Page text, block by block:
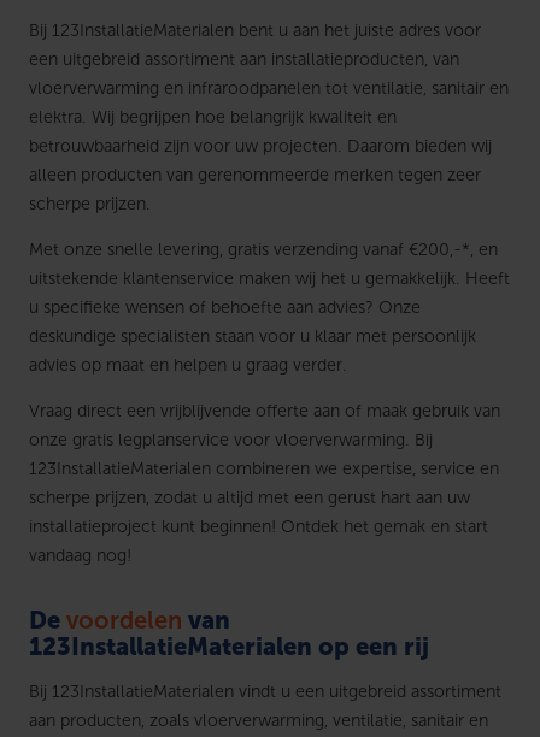
Bij 123InstallatieMaterialen bent u aan het juiste adres voor
een uitgebreid assortiment aan installatieproducten, van
vloerverwarming en infraroodpanelen tot ventilatie, sanitair en
elektra. Wij begrijpen hoe belangrijk kwaliteit en
betrouwbaarheid zijn voor uw projecten. Daarom bieden wij
alleen producten van gerenommeerde merken tegen zeer
scherpe prijzen.
Met onze snelle levering, gratis verzending vanaf €200,-*, en
uitstekende klantenservice maken wij het u gemakkelijk. Heeft
u specifieke wensen of behoefte aan advies? Onze
deskundige specialisten staan voor u klaar met persoonlijk
advies op maat en helpen u graag verder.
Vraag direct een vrijblijvende offerte aan of maak gebruik van
onze gratis legplanservice voor vloerverwarming. Bij
123InstallatieMaterialen combineren we expertise, service en
scherpe prijzen, zodat u altijd met een gerust hart aan uw
installatieproject kunt beginnen! Ontdek het gemak en start
vandaag nog!
De voordelen van
123InstallatieMaterialen op een rij
Bij 123InstallatieMaterialen vindt u een uitgebreid assortiment
aan producten, zoals vloerverwarming, ventilatie, sanitair en